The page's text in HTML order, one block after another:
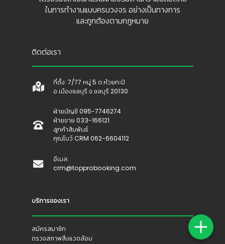
ในการทำงานแบบครบวงจร อย่างเป็นทางการ
และถูกต้องตามกฎหมาย
ติดต่อเรา
ที่ตั้ง: 7/77 หมู่ 5 ต.ห้วยกะปิ
อ.เมืองชลบุรี จ.ชลบุรี 20130
ฝ่ายบัญชี 095-7746274
ฝ่ายขาย 033-166121
ลูกค้าสัมพันธ์
คุณโบว์ CRM 062-6604112
อีเมล:
crm@topprobooking.com
บริการของเรา
สมัครสมาชิก
ตรวจสภาพสิ่งแวดล้อม